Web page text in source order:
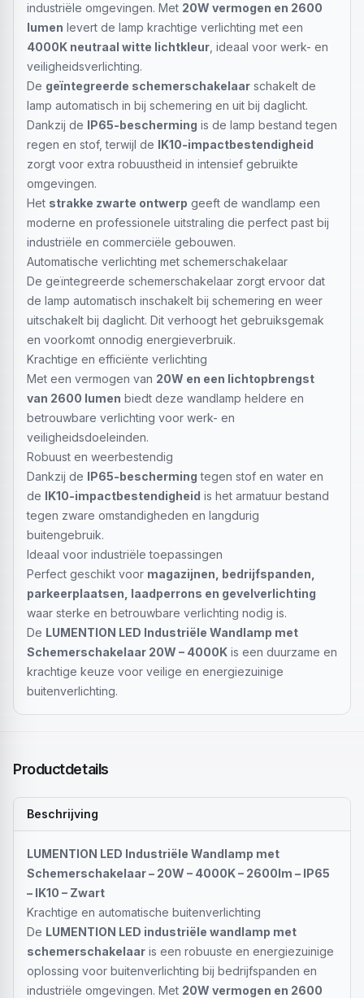
industriële omgevingen. Met 20W vermogen en 2600
lumen levert de lamp krachtige verlichting met een
4000K neutraal witte lichtkleur , ideaal voor werk- en
veiligheidsverlichting.
De geïntegreerde schemerschakelaar schakelt de
lamp automatisch in bij schemering en uit bij daglicht.
Dankzij de IP65-bescherming is de lamp bestand tegen
regen en stof, terwijl de IK10-impactbestendigheid
zorgt voor extra robuustheid in intensief gebruikte
omgevingen.
Het strakke zwarte ontwerp geeft de wandlamp een
moderne en professionele uitstraling die perfect past bij
industriële en commerciële gebouwen.
Automatische verlichting met schemerschakelaar
De geïntegreerde schemerschakelaar zorgt ervoor dat
de lamp automatisch inschakelt bij schemering en weer
uitschakelt bij daglicht. Dit verhoogt het gebruiksgemak
en voorkomt onnodig energieverbruik.
Krachtige en efficiënte verlichting
Met een vermogen van 20W en een lichtopbrengst
van 2600 lumen biedt deze wandlamp heldere en
betrouwbare verlichting voor werk- en
veiligheidsdoeleinden.
Robuust en weerbestendig
Dankzij de IP65-bescherming tegen stof en water en
de IK10-impactbestendigheid is het armatuur bestand
tegen zware omstandigheden en langdurig
buitengebruik.
Ideaal voor industriële toepassingen
Perfect geschikt voor magazijnen, bedrijfspanden,
parkeerplaatsen, laadperrons en gevelverlichting
waar sterke en betrouwbare verlichting nodig is.
De LUMENTION LED Industriële Wandlamp met
Schemerschakelaar 20W – 4000K is een duurzame en
krachtige keuze voor veilige en energiezuinige
buitenverlichting.
Productdetails
Beschrijving
LUMENTION LED Industriële Wandlamp met
Schemerschakelaar – 20W – 4000K – 2600lm – IP65
– IK10 – Zwart
Krachtige en automatische buitenverlichting
De LUMENTION LED industriële wandlamp met
schemerschakelaar is een robuuste en energiezuinige
oplossing voor buitenverlichting bij bedrijfspanden en
industriële omgevingen. Met 20W vermogen en 2600